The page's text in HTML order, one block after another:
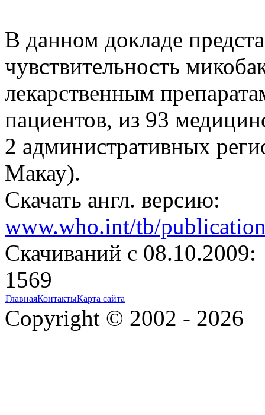
В данном докладе
чувствительность
лекарственным
пациентов, из 93
2 административных
Макау).
Скачать англ. версию:
www.who.int/tb/
Cкачиваний с 08.10.2009:
1569
ГлавнаяКонтактыКарта сайта
Copyright © 2002 - 2026